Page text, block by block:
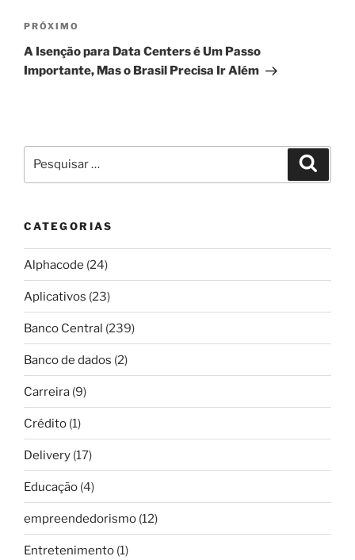
Próximo
post
PRÓXIMO
A Isenção para Data Centers é Um Passo
Importante, Mas o Brasil Precisa Ir Além
por:
CATEGORIAS
Alphacode (24)
Aplicativos (23)
Banco Central (239)
Banco de dados (2)
Carreira (9)
Crédito (1)
Delivery (17)
Educação (4)
empreendedorismo (12)
Entretenimento (1)